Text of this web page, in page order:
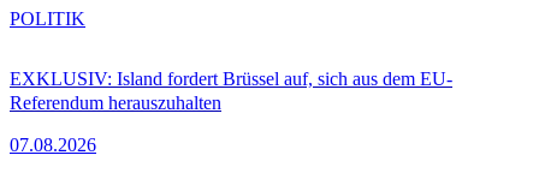
EXKLUSIV: Island fordert Brüssel auf, sich aus dem EU-
Referendum herauszuhalten
07.08.2026
POLITIK